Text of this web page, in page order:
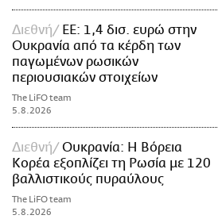
Διεθνή
ΕΕ: 1,4 δισ. ευρώ στην
Ουκρανία από τα κέρδη των
παγωμένων ρωσικών
περιουσιακών στοιχείων
The LiFO team
5.8.2026
Διεθνή
Ουκρανία: Η Βόρεια
Κορέα εξοπλίζει τη Ρωσία με 120
βαλλιστικούς πυραύλους
The LiFO team
5.8.2026